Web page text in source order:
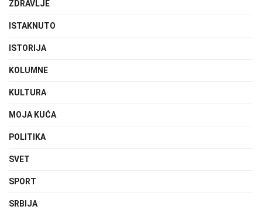
ZDRAVLJE
ISTAKNUTO
ISTORIJA
KOLUMNE
KULTURA
MOJA KUĆA
POLITIKA
SVET
SPORT
SRBIJA